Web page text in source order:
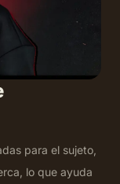
para el sujeto,
lo que ayuda